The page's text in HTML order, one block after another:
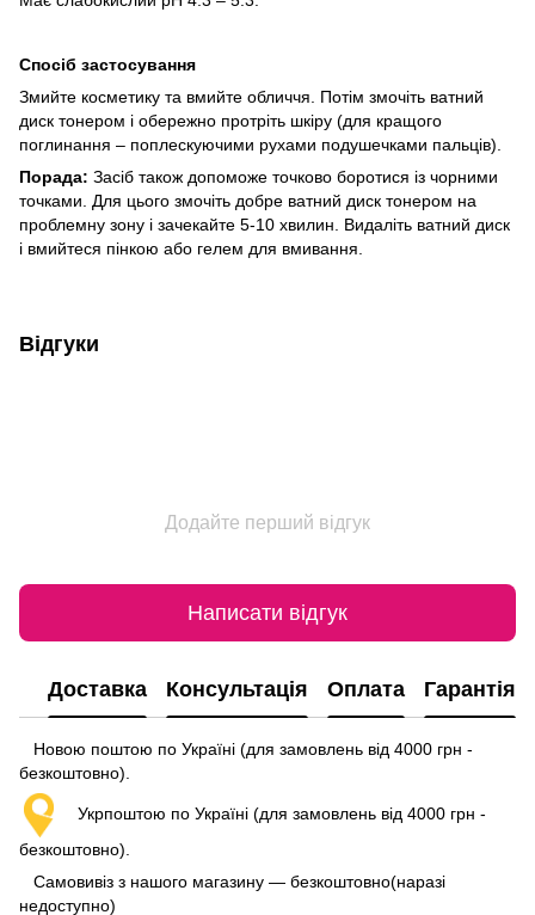
Спосіб застосування
Змийте косметику та вмийте обличчя. Потім змочіть ватний
диск тонером і обережно протріть шкіру (для кращого
поглинання – поплескуючими рухами подушечками пальців).
Порада: Засіб також допоможе точково боротися із чорними
точками. Для цього змочіть добре ватний диск тонером на
проблемну зону і зачекайте 5-10 хвилин. Видаліть ватний диск
і вмийтеся пінкою або гелем для вмивання.
Відгуки
Додайте перший відгук
Написати відгук
Доставка Консультація Оплата Гарантія
Новою поштою по Україні (для замовлень від 4000 грн -
безкоштовно).
Укрпоштою по Україні (для замовлень від 4000 грн -
безкоштовно).
Самовивіз з нашого магазину — безкоштовно(наразі
недоступно)